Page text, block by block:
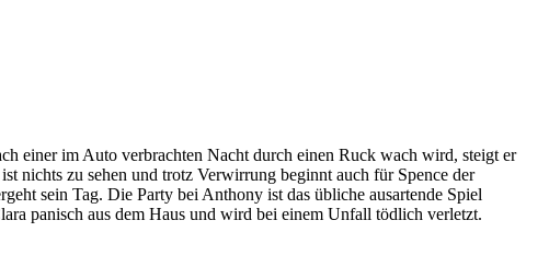
einer im Auto verbrachten Nacht durch einen Ruck wach wird, steigt er
nichts zu sehen und trotz Verwirrung beginnt auch für Spence der
sein Tag. Die Party bei Anthony ist das übliche ausartende Spiel
panisch aus dem Haus und wird bei einem Unfall tödlich verletzt.